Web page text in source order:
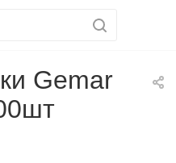
Gemar